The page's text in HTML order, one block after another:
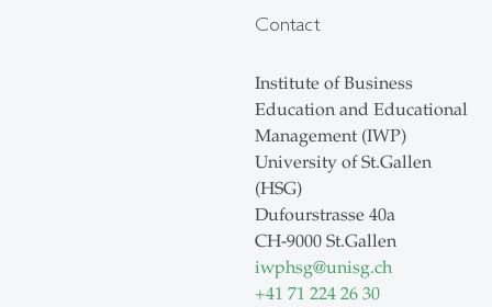
Contact
Institute of Business
Education and Educational
Management (IWP)
University of St.Gallen
(HSG)
Dufourstrasse 40a
CH-9000 St.Gallen
iwphsg@unisg.ch
+41 71 224 26 30